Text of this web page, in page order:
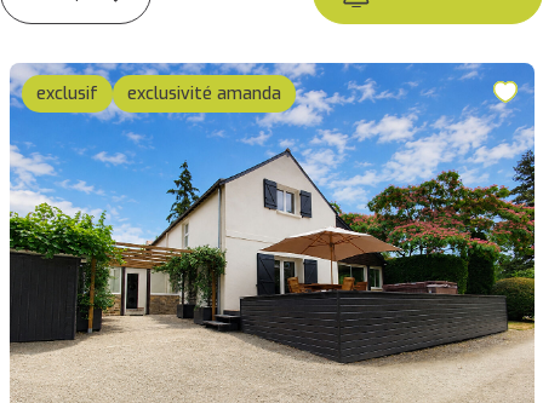
exclusif exclusivité amanda